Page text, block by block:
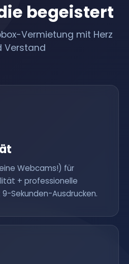
begeistert
Vermietung mit Herz
Verstand
Webcams!) für
+ professionelle
Sekunden-Ausdrucken.